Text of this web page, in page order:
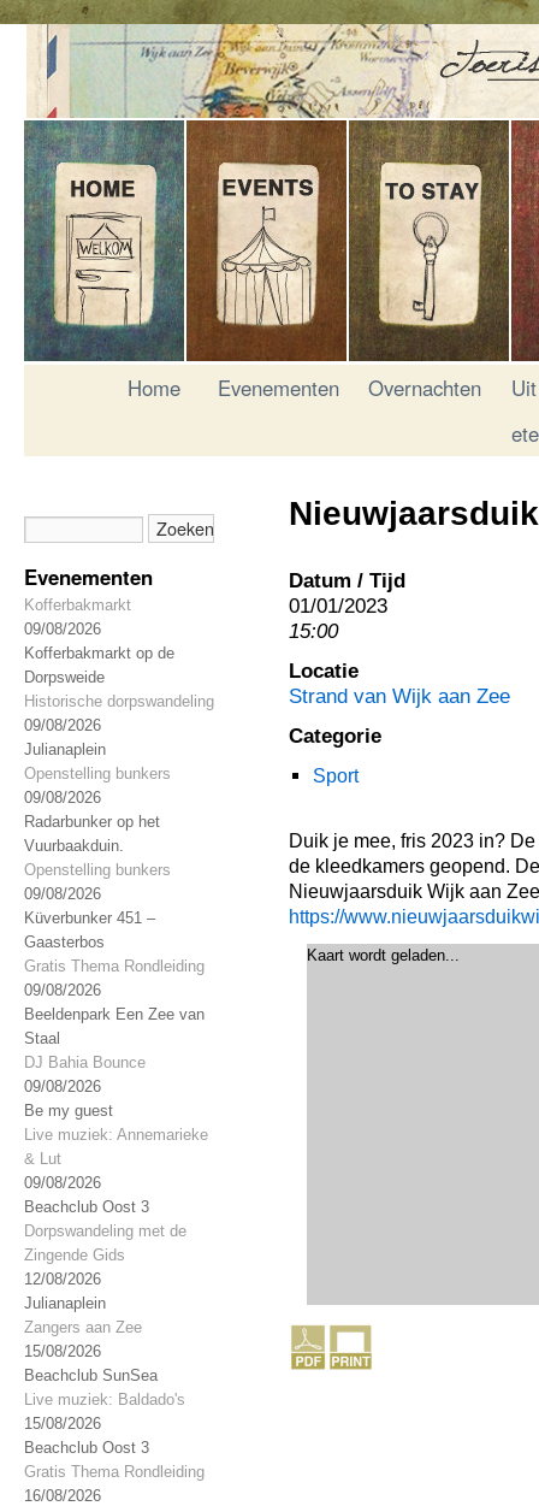
Home Evenementen Overnachten
Uit
Evenementen
Kofferbakmarkt
09/08/2026
Kofferbakmarkt op de
Dorpsweide
Historische dorpswandeling
09/08/2026
Julianaplein
Openstelling bunkers
09/08/2026
Radarbunker op het
Vuurbaakduin.
Openstelling bunkers
09/08/2026
Küverbunker 451 –
Gaasterbos
Gratis Thema Rondleiding
09/08/2026
Beeldenpark Een Zee van
Staal
DJ Bahia Bounce
09/08/2026
Be my guest
Live muziek: Annemarieke
& Lut
09/08/2026
Beachclub Oost 3
Dorpswandeling met de
Zingende Gids
12/08/2026
Julianaplein
Zangers aan Zee
15/08/2026
Beachclub SunSea
Live muziek: Baldado's
15/08/2026
Beachclub Oost 3
Gratis Thema Rondleiding
16/08/2026
Nieuwjaarsduik
Datum / Tijd
01/01/2023
15:00
Locatie
Strand van Wijk aan Zee
Categorie
Sport
Duik je mee, fris 2023 in?
de kleedkamers geopend.
Nieuwjaarsduik Wijk aan
https://
Kaart wordt geladen...